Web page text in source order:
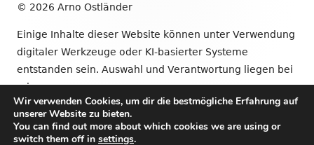
© 2026 Arno Ostländer
Einige Inhalte dieser Website können unter Verwendung
digitaler Werkzeuge oder KI-basierter Systeme
entstanden sein. Auswahl und Verantwortung liegen bei
mir.
•VerwendetTiny Framework
Wir verwenden Cookies, um dir die bestmögliche Erfahrung auf
unserer Website zu bieten.
You can find out more about which cookies we are using or
switch them off in settings.